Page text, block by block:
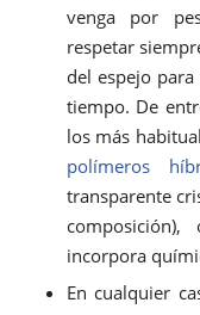
venga por
respetar
del espejo
tiempo. De
los más
polímeros
transparente
incorpora
En cualquier